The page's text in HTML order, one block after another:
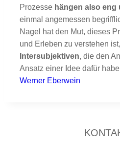
Prozesse hängen also eng
einmal angemessen
Nagel hat den Mut, dieses
und Erleben zu verstehen
Intersubjektiven, die den
Ansatz einer Idee dafür
Werner Eberwein